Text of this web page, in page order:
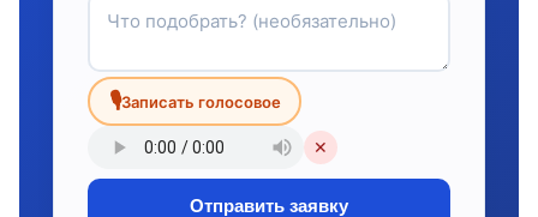
🎙Записать голосовое
✕
Отправить заявку